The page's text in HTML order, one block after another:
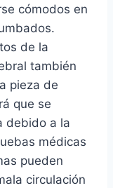
cómodos en
de la
también
pieza de
que se
debido a la
médicas
pueden
circulación